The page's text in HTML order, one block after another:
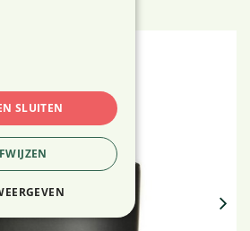
SLUITEN